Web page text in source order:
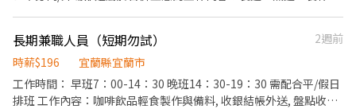
待這樣的你】 如果你符合以下特質，相信會很適合加入我們： * 具
餐飲相關工作經驗 * 愛乾淨、做事細心 * 主動學習、具責任感 * 具
產品研發或風味設計能力 * 願意學習茶葉、咖啡或酒類知識 * 具基
本攝影或短影音拍攝能力 比起經驗，我們更重視你的態度與學習意
願。 ⸻ 【加入前，想請你先了解】 餐飲工作需要長時間站立，
也需要與不同的客人互動。 如果你不適合久站、害怕與人交流、缺
於主管確認排班時間） 【薪資福利】 1. 提供員工餐 2. 國定假日雙倍
薪 3. 提供優秀同仁績效獎金 4. 久任獎金 5. 生日禮卷 6. 滿年資享特
休假 7.福委會福利補助 ★★多項福利歡迎您加入我們★★
長期兼職人員（短期勿試）
2週前
時薪$196
宜蘭縣宜蘭市
工作時間： 早班7：00-14：30 晚班14：30-19：30 需配合平/假日
排班 工作內容：咖啡飲品輕食製作與備料, 收銀結帳外送, 盤點收貨